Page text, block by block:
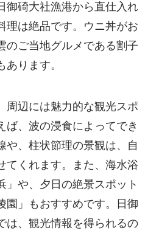
御碕大社漁港から直仕入れ
理は絶品です。ウニ丼がお
のご当地グルメである割子
ります。
周辺には魅力的な観光スポ
ば、波の浸食によってでき
や、柱状節理の景観は、自
てくれます。また、海水浴
」や、夕日の絶景スポット
園」もおすすめです。日御
は、観光情報を得られるの